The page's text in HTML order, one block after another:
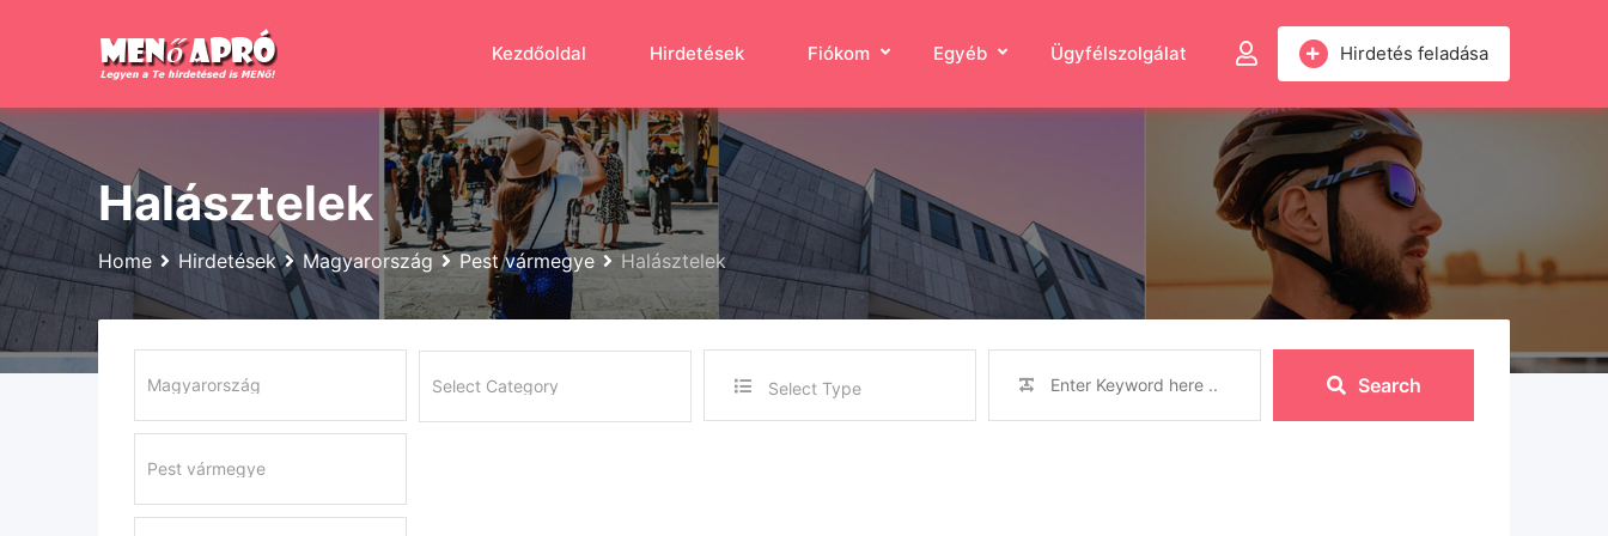
Hirdetés feladása
Kezdőoldal Hirdetések Fiókom Egyéb Ügyfélszolgálat
Halásztelek
Home Hirdetések Magyarország Pest vármegye Halásztelek
Select Type Search